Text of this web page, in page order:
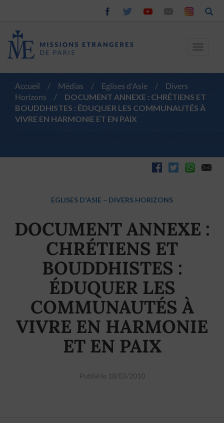
Toggle
Accueil / Médias / Eglises d'Asie /
Divers
Horizons
/
DOCUMENT ANNEXE : CHRÉTIENS ET
BOUDDHISTES : ÉDUQUER LES COMMUNAUTÉS À
VIVRE EN HARMONIE ET EN PAIX
EGLISES D'ASIE – DIVERS HORIZONS
DOCUMENT ANNEXE :
CHRÉTIENS ET
BOUDDHISTES :
ÉDUQUER LES
COMMUNAUTÉS À
VIVRE EN HARMONIE
ET EN PAIX
Publié le 18/03/2010